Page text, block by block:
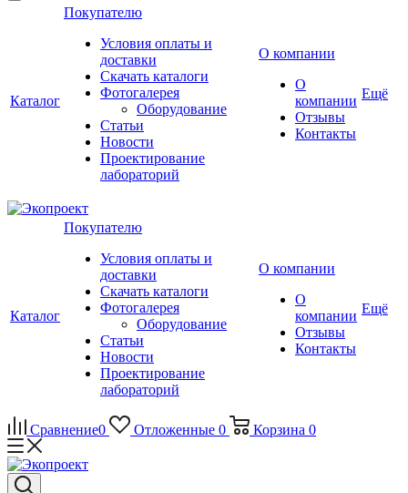
Каталог
Покупателю
Условия оплаты и
доставки
Скачать каталоги
Фотогалерея
Оборудование
Статьи
Новости
Проектирование
лабораторий
О компании
О
компании
Отзывы
Контакты
Ещё
Каталог
Покупателю
Условия оплаты и
доставки
Скачать каталоги
Фотогалерея
Оборудование
Статьи
Новости
Проектирование
лабораторий
О компании
О
компании
Отзывы
Контакты
Ещё
Сравнение0 Отложенные 0 Корзина 0